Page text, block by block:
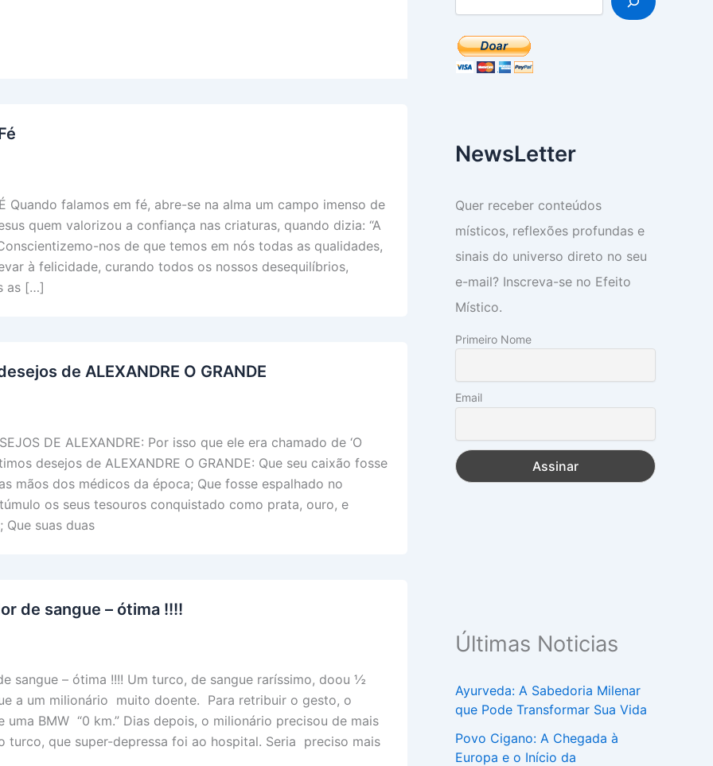
Quando falamos em fé, abre-se na alma um campo imenso de
quem valorizou a confiança nas criaturas, quando dizia: “A
nos de que temos em nós todas as qualidades,
à felicidade, curando todos os nossos desequilíbrios,
as […]
de ALEXANDRE O GRANDE
DE ALEXANDRE: Por isso que ele era chamado de ‘O
desejos de ALEXANDRE O GRANDE: Que seu caixão fosse
mãos dos médicos da época; Que fosse espalhado no
os seus tesouros conquistado como prata, ouro, e
Que suas duas
de sangue – ótima !!!!
sangue – ótima !!!! Um turco, de sangue raríssimo, doou ½
a um milionário muito doente. Para retribuir o gesto, o
uma BMW “0 km.” Dias depois, o milionário precisou de mais
turco, que super-depressa foi ao hospital. Seria preciso mais
NewsLetter
Quer receber conteúdos
místicos, reflexões profundas e
sinais do universo direto no seu
e-mail? Inscreva-se no Efeito
Místico.
Primeiro Nome
Email
Últimas Noticias
Ayurveda: A Sabedoria Milenar
que Pode Transformar Sua Vida
Povo Cigano: A Chegada à
Europa e o Início da